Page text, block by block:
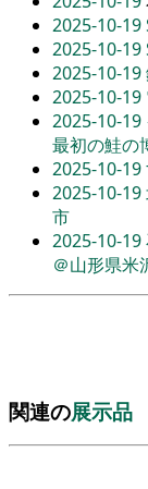
2025-10-19
2025-10-19
2025-10-19
2025-10-19
2025-10-19
最初の鮭の
2025-10-19
2025-10-19
市
2025-10-19
＠山形県米
関連の展示品